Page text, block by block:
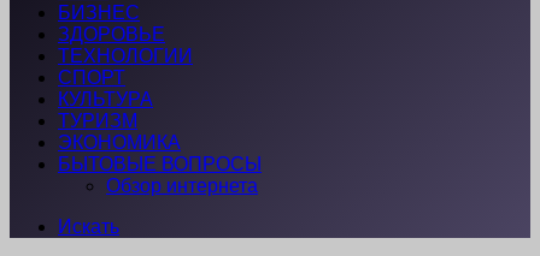
БИЗНЕС
ЗДОРОВЬЕ
ТЕХНОЛОГИИ
СПОРТ
КУЛЬТУРА
ТУРИЗМ
ЭКОНОМИКА
БЫТОВЫЕ ВОПРОСЫ
Обзор интернета
Искать